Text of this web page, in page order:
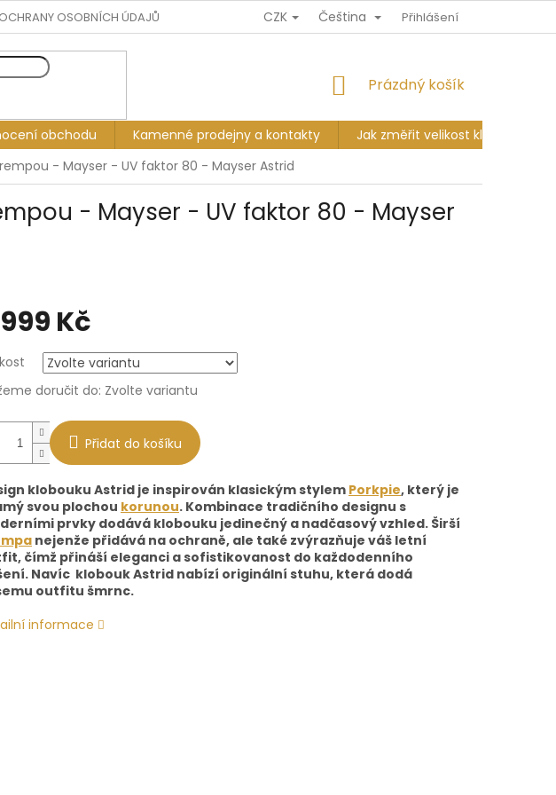
OSOBNÍCH ÚDAJŮ DOPRAVA A PLATBA VÝMĚNA A VRÁCENÍ
CZK Čeština Přihlášení
NÁKUPNÍ
Prázdný košík
obchodu Kamenné prodejny a kontakty
Jak změřit velikost klobouku?
- Mayser - UV faktor 80 - Mayser Astrid
- Mayser - UV faktor 80 - Mayser
Kč
doručit do: Zvolte variantu
Přidat do košíku
klobouku Astrid je inspirován klasickým stylem Porkpie, který je
svou plochou korunou. Kombinace tradičního designu s
prvky dodává klobouku jedinečný a nadčasový vzhled. Širší
nejenže přidává na ochraně, ale také zvýrazňuje váš letní
čímž přináší eleganci a sofistikovanost do každodenního
Navíc klobouk Astrid nabízí originální stuhu, která dodá
outfitu šmrnc.
informace